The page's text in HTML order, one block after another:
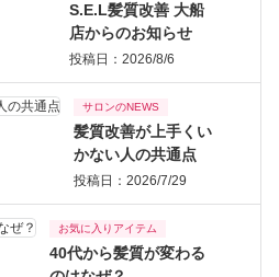
S.E.L髪質改善 大船
店からのお知らせ
投稿日：2026/8/6
サロンのNEWS
髪質改善が上手くい
かない人の共通点
投稿日：2026/7/29
お気に入りアイテム
40代から髪質が変わる